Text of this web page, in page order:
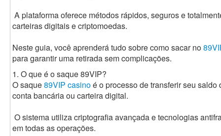
A plataforma oferece métodos rápidos, seguros e
carteiras digitais e criptomoedas.
Neste guia, você aprenderá tudo sobre como sacar no
para garantir uma retirada sem complicações.
1. O que é o saque 89VIP?
O saque89VIP casinoé o processo de transferir seu
conta bancária ou carteira digital.
O sistema utiliza criptografia avançada e tecnologias
em todas as operações.